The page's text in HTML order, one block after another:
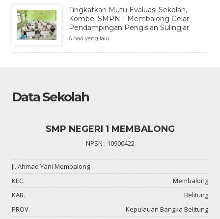
Tingkatkan Mutu Evaluasi Sekolah,
Kombel SMPN 1 Membalong Gelar
Pendampingan Pengisian Sulingjar
6 hari yang lalu
Data Sekolah
SMP NEGERI 1 MEMBALONG
NPSN : 10900422
Jl. Ahmad Yani Membalong
KEC.
Membalong
KAB.
Belitung
PROV.
Kepulauan Bangka Belitung